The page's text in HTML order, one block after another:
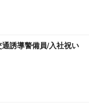
誘導警備員/入社祝い